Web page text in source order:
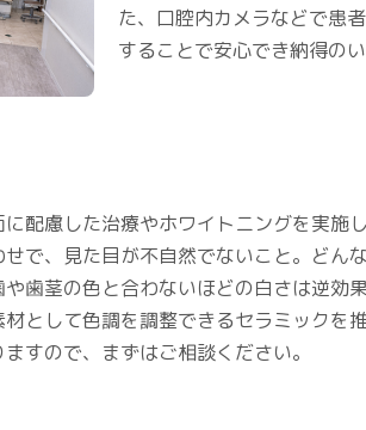
た、口腔内カメラなどで患
することで安心でき納得の
配慮した治療やホワイトニングを実施
で、見た目が不自然でないこと。どん
歯茎の色と合わないほどの白さは逆効
として色調を調整できるセラミックを
すので、まずはご相談ください。